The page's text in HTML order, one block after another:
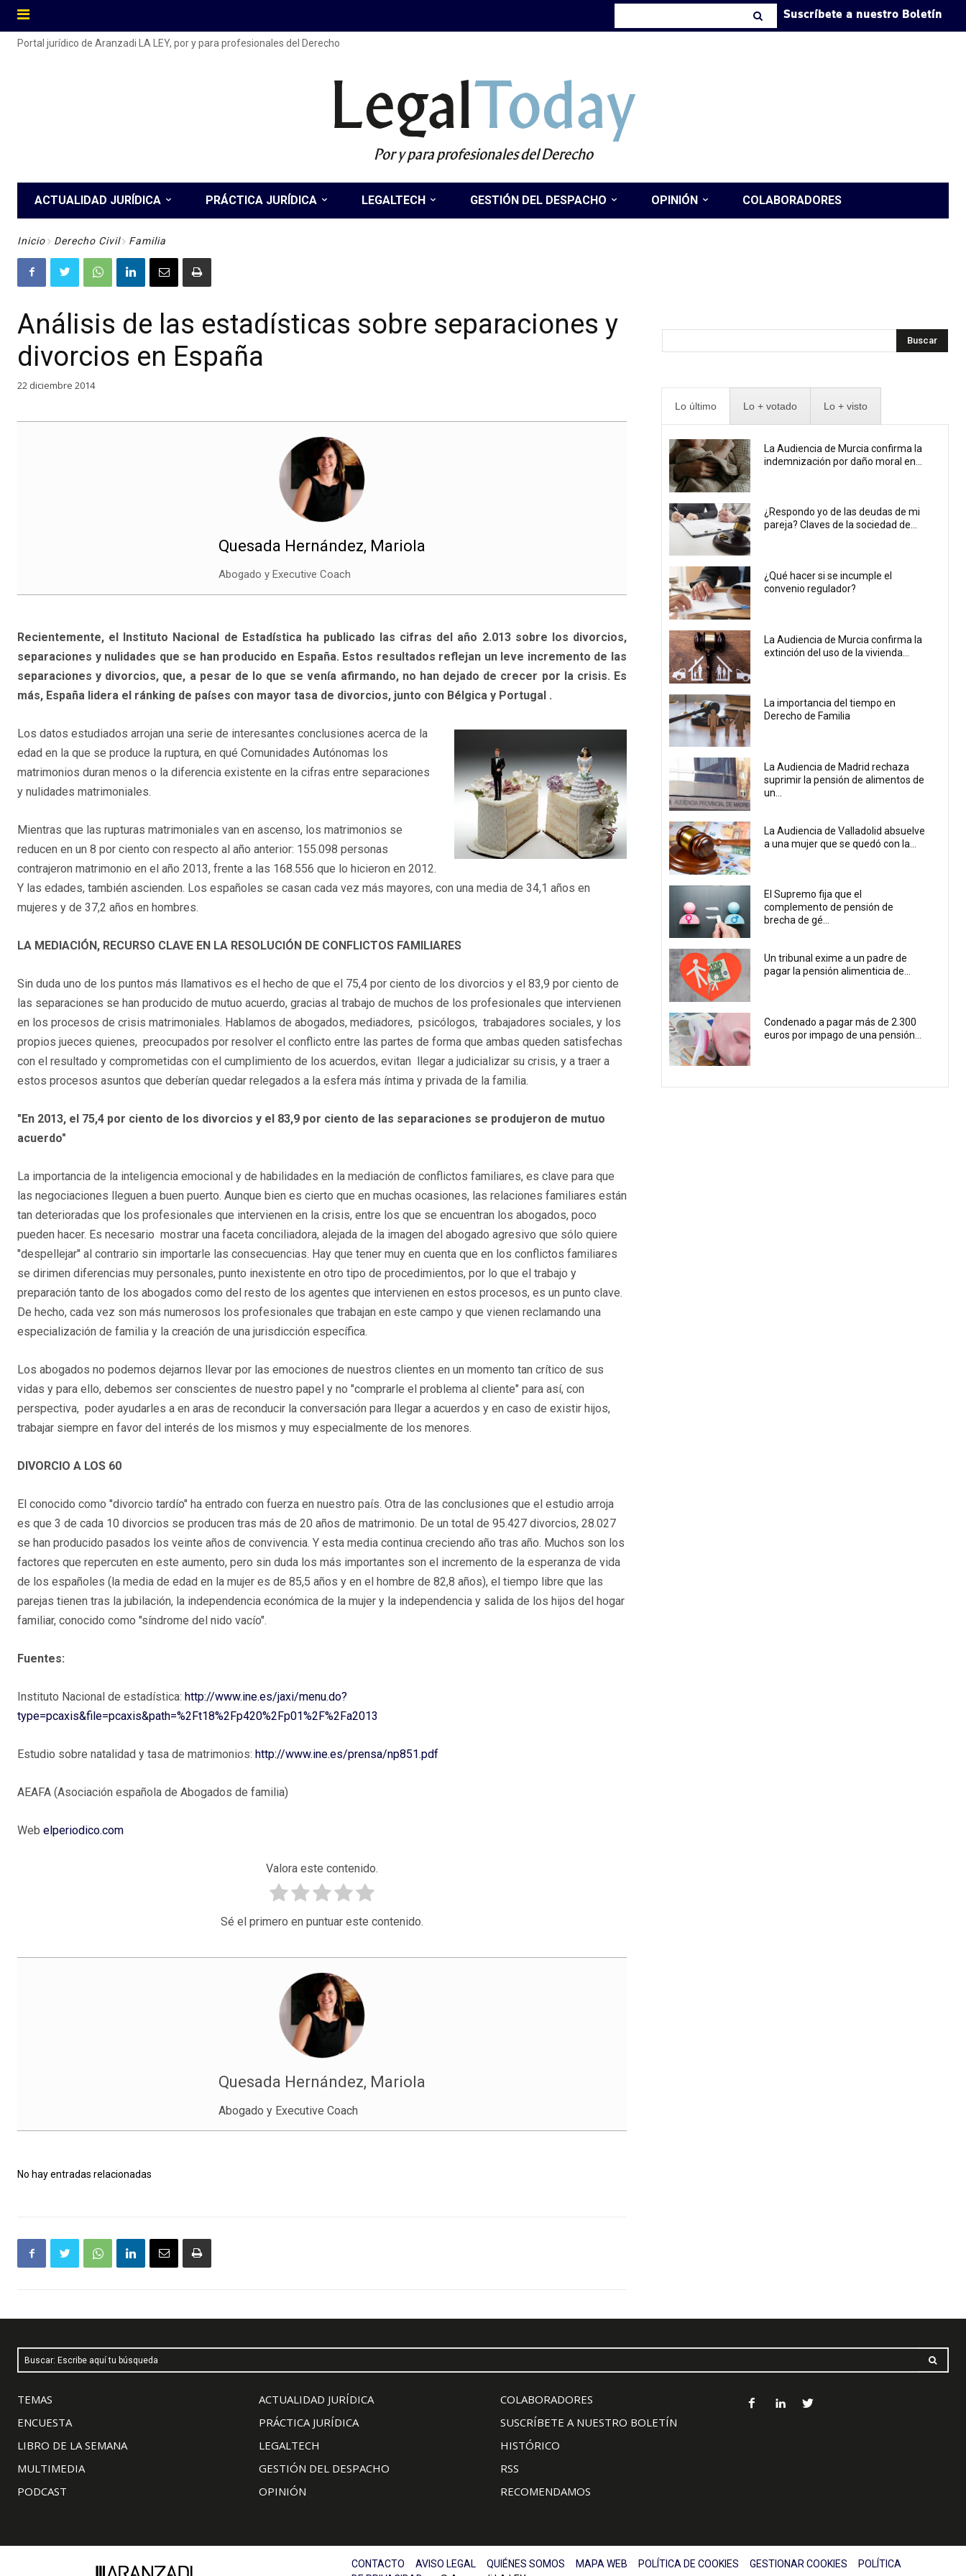
Suscríbete a nuestro Boletín
Portal jurídico de Aranzadi LA LEY, por y para profesionales del Derecho
LegalToday
Por y para profesionales del Derecho
ACTUALIDAD JURÍDICA PRÁCTICA JURÍDICA LEGALTECH GESTIÓN DEL DESPACHO OPINIÓN COLABORADORES
Inicio Derecho Civil Familia
Análisis de las estadísticas sobre separaciones y
divorcios en España
22 diciembre 2014
Quesada Hernández, Mariola
Abogado y Executive Coach
Recientemente, el Instituto Nacional de Estadística ha publicado las cifras del año 2.013 sobre los divorcios,
separaciones y nulidades que se han producido en España. Estos resultados reflejan un leve incremento de las
separaciones y divorcios, que, a pesar de lo que se venía afirmando, no han dejado de crecer por la crisis. Es
más, España lidera el ránking de países con mayor tasa de divorcios, junto con Bélgica y Portugal .
Los datos estudiados arrojan una serie de interesantes conclusiones acerca de la
edad en la que se produce la ruptura, en qué Comunidades Autónomas los
matrimonios duran menos o la diferencia existente en la cifras entre separaciones
y nulidades matrimoniales.
Mientras que las rupturas matrimoniales van en ascenso, los matrimonios se
reducen en un 8 por ciento con respecto al año anterior: 155.098 personas
contrajeron matrimonio en el año 2013, frente a las 168.556 que lo hicieron en 2012.
Y las edades, también ascienden. Los españoles se casan cada vez más mayores, con una media de 34,1 años en
mujeres y de 37,2 años en hombres.
LA MEDIACIÓN, RECURSO CLAVE EN LA RESOLUCIÓN DE CONFLICTOS FAMILIARES
Sin duda uno de los puntos más llamativos es el hecho de que el 75,4 por ciento de los divorcios y el 83,9 por ciento de
las separaciones se han producido de mutuo acuerdo, gracias al trabajo de muchos de los profesionales que intervienen
en los procesos de crisis matrimoniales. Hablamos de abogados, mediadores, psicólogos, trabajadores sociales, y los
propios jueces quienes, preocupados por resolver el conflicto entre las partes de forma que ambas queden satisfechas
con el resultado y comprometidas con el cumplimiento de los acuerdos, evitan llegar a judicializar su crisis, y a traer a
estos procesos asuntos que deberían quedar relegados a la esfera más íntima y privada de la familia.
"En 2013, el 75,4 por ciento de los divorcios y el 83,9 por ciento de las separaciones se produjeron de mutuo
acuerdo"
La importancia de la inteligencia emocional y de habilidades en la mediación de conflictos familiares, es clave para que
las negociaciones lleguen a buen puerto. Aunque bien es cierto que en muchas ocasiones, las relaciones familiares están
tan deterioradas que los profesionales que intervienen en la crisis, entre los que se encuentran los abogados, poco
pueden hacer. Es necesario mostrar una faceta conciliadora, alejada de la imagen del abogado agresivo que sólo quiere
"despellejar" al contrario sin importarle las consecuencias. Hay que tener muy en cuenta que en los conflictos familiares
se dirimen diferencias muy personales, punto inexistente en otro tipo de procedimientos, por lo que el trabajo y
preparación tanto de los abogados como del resto de los agentes que intervienen en estos procesos, es un punto clave.
De hecho, cada vez son más numerosos los profesionales que trabajan en este campo y que vienen reclamando una
especialización de familia y la creación de una jurisdicción específica.
Los abogados no podemos dejarnos llevar por las emociones de nuestros clientes en un momento tan crítico de sus
vidas y para ello, debemos ser conscientes de nuestro papel y no "comprarle el problema al cliente" para así, con
perspectiva, poder ayudarles a en aras de reconducir la conversación para llegar a acuerdos y en caso de existir hijos,
trabajar siempre en favor del interés de los mismos y muy especialmente de los menores.
DIVORCIO A LOS 60
El conocido como "divorcio tardío" ha entrado con fuerza en nuestro país. Otra de las conclusiones que el estudio arroja
es que 3 de cada 10 divorcios se producen tras más de 20 años de matrimonio. De un total de 95.427 divorcios, 28.027
se han producido pasados los veinte años de convivencia. Y esta media continua creciendo año tras año. Muchos son los
factores que repercuten en este aumento, pero sin duda los más importantes son el incremento de la esperanza de vida
de los españoles (la media de edad en la mujer es de 85,5 años y en el hombre de 82,8 años), el tiempo libre que las
parejas tienen tras la jubilación, la independencia económica de la mujer y la independencia y salida de los hijos del hogar
familiar, conocido como "síndrome del nido vacío".
Fuentes:
Instituto Nacional de estadística: http://www.ine.es/jaxi/menu.do?
type=pcaxis&file=pcaxis&path=%2Ft18%2Fp420%2Fp01%2F%2Fa2013
Estudio sobre natalidad y tasa de matrimonios: http://www.ine.es/prensa/np851.pdf
AEAFA (Asociación española de Abogados de familia)
Web elperiodico.com
Valora este contenido.
Sé el primero en puntuar este contenido.
Quesada Hernández, Mariola
Abogado y Executive Coach
No hay entradas relacionadas
Buscar
Lo último Lo + votado Lo + visto
La Audiencia de Murcia confirma la
indemnización por daño moral en...
¿Respondo yo de las deudas de mi
pareja? Claves de la sociedad de...
¿Qué hacer si se incumple el
convenio regulador?
La Audiencia de Murcia confirma la
extinción del uso de la vivienda...
La importancia del tiempo en
Derecho de Familia
La Audiencia de Madrid rechaza
suprimir la pensión de alimentos de
un...
La Audiencia de Valladolid absuelve
a una mujer que se quedó con la...
El Supremo fija que el
complemento de pensión de
brecha de gé...
Un tribunal exime a un padre de
pagar la pensión alimenticia de...
Condenado a pagar más de 2.300
euros por impago de una pensión...
Buscar: Escribe aquí tu búsqueda
TEMAS
ENCUESTA
LIBRO DE LA SEMANA
MULTIMEDIA
PODCAST
ACTUALIDAD JURÍDICA
PRÁCTICA JURÍDICA
LEGALTECH
GESTIÓN DEL DESPACHO
OPINIÓN
COLABORADORES
SUSCRÍBETE A NUESTRO BOLETÍN
HISTÓRICO
RSS
RECOMENDAMOS
CONTACTO AVISO LEGAL QUIÉNES SOMOS MAPA WEB POLÍTICA DE COOKIES GESTIONAR COOKIES
POLÍTICA